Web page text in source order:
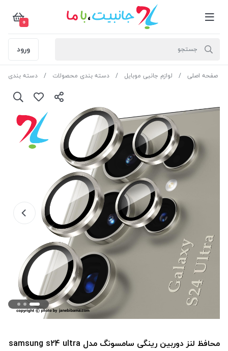
0
ورود
صفحه اصلی لوازم جانبی موبایل دسته بندی محصولات دسته بندی
محافظ لنز دوربین رینگی سامسونگ مدل samsung s24 ultra